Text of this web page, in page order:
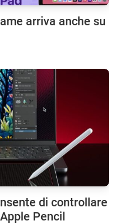
arriva anche su
di controllare
Pencil